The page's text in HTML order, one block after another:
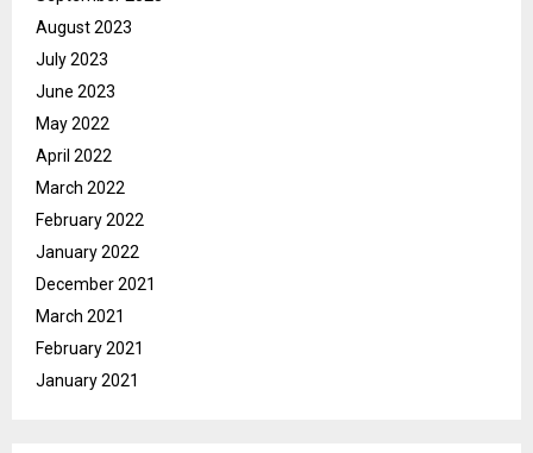
August 2023
July 2023
June 2023
May 2022
April 2022
March 2022
February 2022
January 2022
December 2021
March 2021
February 2021
January 2021